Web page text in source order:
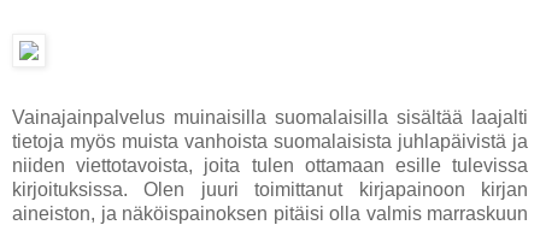
Vainajainpalvelus muinaisilla suomalaisilla sisältää laajalti
tietoja myös muista vanhoista suomalaisista juhlapäivistä ja
niiden viettotavoista, joita tulen ottamaan esille tulevissa
kirjoituksissa. Olen juuri toimittanut kirjapainoon kirjan
aineiston, ja näköispainoksen pitäisi olla valmis marraskuun